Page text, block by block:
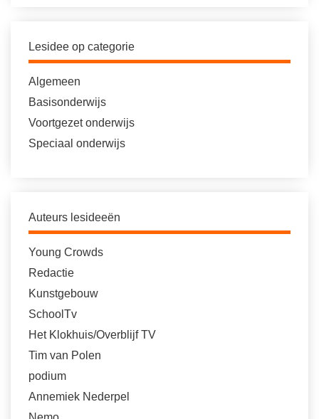
Lesidee op categorie
Algemeen
Basisonderwijs
Voortgezet onderwijs
Speciaal onderwijs
Auteurs lesideeën
Young Crowds
Redactie
Kunstgebouw
SchoolTv
Het Klokhuis/Overblijf TV
Tim van Polen
podium
Annemiek Nederpel